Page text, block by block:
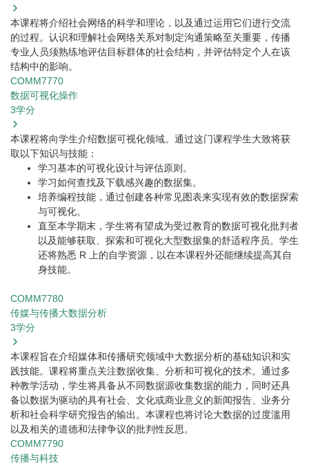
本课程将介绍社会网络的科学和理论，以及通过运用它们进行交流
的过程。认识和理解社会网络关系对制定沟通策略至关重要，传播
专业人员须熟练地评估目标群体的社会结构，并评估特定个人在该
结构中的影响。
COMM7770
数据可视化操作
3学分
本课程将向学生介绍数据可视化领域。通过这门课程学生大致将获
取以下知识与技能：
学习基本的可视化设计与评估原则。
学习如何查找及下载感兴趣的数据集。
培养编程技能，通过创建各种常见图表来实现有效的数据探索
与可视化。
直至本学期末，学生将有望成为受过教育的数据可视化批判者
以及能够获取、探索和可视化大型数据集的舒适程序员。学生
还将熟悉 R 上的自学资源，以在本课程外还能继续提高其自
身技能。
COMM7780
传媒与传播大数据分析
3学分
本课程旨在介绍媒体和传播研究领域中大数据分析的基础知识和实
践技能。课程将重点关注数据收集、分析和可视化的技术。通过多
种教学活动，学生将具备从不同数据源收集数据的能力，同时还具
备以数据为驱动的具有社会、文化或商业意义的新闻报告、业务分
析和社会科学研究报告的输出。本课程也将讨论大数据的过度滥用
以及相关的道德和法律争议的批判性反思。
COMM7790
传播与科技